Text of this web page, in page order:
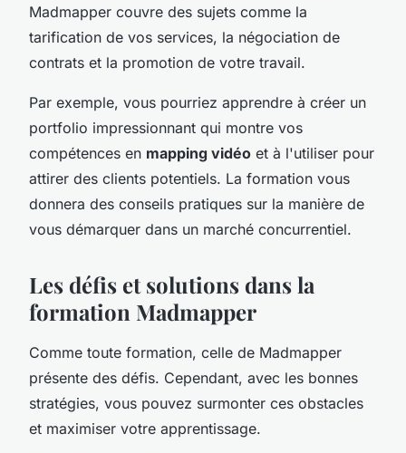
Madmapper couvre des sujets comme la
tarification de vos services, la négociation de
contrats et la promotion de votre travail.
Par exemple, vous pourriez apprendre à créer un
portfolio impressionnant qui montre vos
compétences en mapping vidéo et à l'utiliser pour
attirer des clients potentiels. La formation vous
donnera des conseils pratiques sur la manière de
vous démarquer dans un marché concurrentiel.
Les défis et solutions dans la
formation Madmapper
Comme toute formation, celle de Madmapper
présente des défis. Cependant, avec les bonnes
stratégies, vous pouvez surmonter ces obstacles
et maximiser votre apprentissage.